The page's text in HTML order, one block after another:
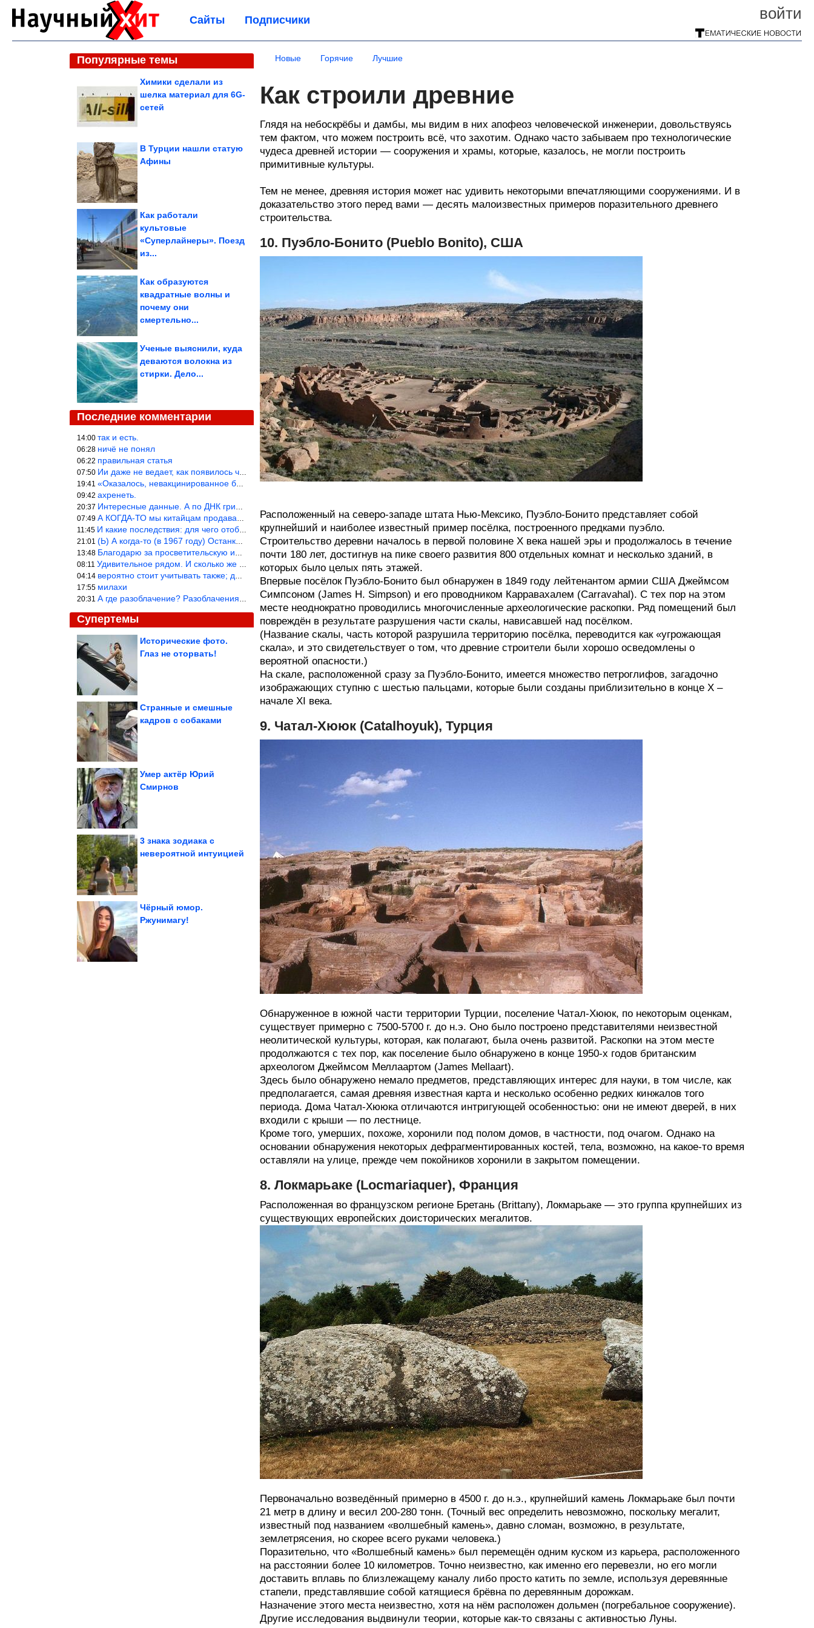
войти
Сайты Подписчики
Популярные темы
Химики сделали из
шелка материал для 6G-
сетей
В Турции нашли статую
Афины
Как работали
культовые
«Суперлайнеры». Поезд
из...
Как образуются
квадратные волны и
почему они
смертельно...
Ученые выяснили, куда
деваются волокна из
стирки. Дело...
Последние комментарии
14:00 так и есть.
06:28 ничё не понял
06:22 правильная статья
07:50 Ии даже не ведает, как появилось человечество и для чего оно сущ
19:41 «Оказалось, невакцинированное большинство умирает существенно ча
09:42 ахренеть.
20:37 Интересные данные. А по ДНК грибов, бактерий имеются сведения из
07:49 А КОГДА-ТО мы китайцам продавали фуфайки.
11:45 И какие последствия: для чего отобрали? или просто похвастались.
21:01 (Ь) А когда-то (в 1967 году) Останкинская телебашня была самым в
13:48 Благодарю за просветительскую информацию.
08:11 Удивительное рядом. И сколько же ещё открытий готовит Просвещень
04:14 вероятно стоит учитывать также; длительность сна сгущает кровото
17:55 милахи
20:31 А где разоблачение? Разоблачения нет — значит придётся принять к
Супертемы
Исторические фото.
Глаз не оторвать!
Многолетники, которые
Странные и смешные
кадров с собаками
Умер актёр Юрий
Смирнов
3 знака зодиака с
невероятной интуицией
Чёрный юмор.
Ржунимагу!
Новые Горячие Лучшие
Как строили древние
Глядя на небоскрёбы и дамбы, мы видим в них апофеоз человеческой инженерии, довольствуясь
тем фактом, что можем построить всё, что захотим. Однако часто забываем про технологические
чудеса древней истории — сооружения и храмы, которые, казалось, не могли построить
примитивные культуры.
Тем не менее, древняя история может нас удивить некоторыми впечатляющими сооружениями. И в
доказательство этого перед вами — десять малоизвестных примеров поразительного древнего
строительства.
10. Пуэбло-Бонито (Pueblo Bonito), США
Расположенный на северо-западе штата Нью-Мексико, Пуэбло-Бонито представляет собой
крупнейший и наиболее известный пример посёлка, построенного предками пуэбло.
Строительство деревни началось в первой половине X века нашей эры и продолжалось в течение
почти 180 лет, достигнув на пике своего развития 800 отдельных комнат и несколько зданий, в
которых было целых пять этажей.
Впервые посёлок Пуэбло-Бонито был обнаружен в 1849 году лейтенантом армии США Джеймсом
Симпсоном (James H. Simpson) и его проводником Карравахалем (Carravahal). С тех пор на этом
месте неоднократно проводились многочисленные археологические раскопки. Ряд помещений был
повреждён в результате разрушения части скалы, нависавшей над посёлком.
(Название скалы, часть которой разрушила территорию посёлка, переводится как «угрожающая
скала», и это свидетельствует о том, что древние строители были хорошо осведомлены о
вероятной опасности.)
На скале, расположенной сразу за Пуэбло-Бонито, имеется множество петроглифов, загадочно
изображающих ступню с шестью пальцами, которые были созданы приблизительно в конце X –
начале XI века.
9. Чатал-Хююк (Catalhoyuk), Турция
Обнаруженное в южной части территории Турции, поселение Чатал-Хююк, по некоторым оценкам,
существует примерно с 7500-5700 г. до н.э. Оно было построено представителями неизвестной
неолитической культуры, которая, как полагают, была очень развитой. Раскопки на этом месте
продолжаются с тех пор, как поселение было обнаружено в конце 1950-х годов британским
археологом Джеймсом Меллаартом (James Mellaart).
Здесь было обнаружено немало предметов, представляющих интерес для науки, в том числе, как
предполагается, самая древняя известная карта и несколько особенно редких кинжалов того
периода. Дома Чатал-Хююка отличаются интригующей особенностью: они не имеют дверей, в них
входили с крыши — по лестнице.
Кроме того, умерших, похоже, хоронили под полом домов, в частности, под очагом. Однако на
основании обнаружения некоторых дефрагментированных костей, тела, возможно, на какое-то время
оставляли на улице, прежде чем покойников хоронили в закрытом помещении.
8. Локмарьаке (Locmariaquer), Франция
Расположенная во французском регионе Бретань (Brittany), Локмарьаке — это группа крупнейших из
существующих европейских доисторических мегалитов.
Первоначально возведённый примерно в 4500 г. до н.э., крупнейший камень Локмарьаке был почти
21 метр в длину и весил 200-280 тонн. (Точный вес определить невозможно, поскольку мегалит,
известный под названием «волшебный камень», давно сломан, возможно, в результате,
землетрясения, но скорее всего руками человека.)
Поразительно, что «Волшебный камень» был перемещён одним куском из карьера, расположенного
на расстоянии более 10 километров. Точно неизвестно, как именно его перевезли, но его могли
доставить вплавь по близлежащему каналу либо просто катить по земле, используя деревянные
стапели, представлявшие собой катящиеся брёвна по деревянным дорожкам.
Назначение этого места неизвестно, хотя на нём расположен дольмен (погребальное сооружение).
Другие исследования выдвинули теории, которые как-то связаны с активностью Луны.